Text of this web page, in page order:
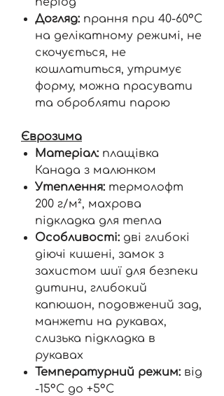
Догляд: прання при 40-60°C
на делікатному режимі, не
скочується, не
кошлатиться, утримує
форму, можна прасувати
та обробляти парою
Єврозима
Матеріал: плащівка
Канада з малюнком
Утеплення: термолофт
200 г/м², махрова
підкладка для тепла
Особливості: дві глибокі
діючі кишені, замок з
захистом шиї для безпеки
дитини, глибокий
капюшон, подовжений зад,
манжети на рукавах,
слизька підкладка в
рукавах
Температурний режим: від
-15°C до +5°C